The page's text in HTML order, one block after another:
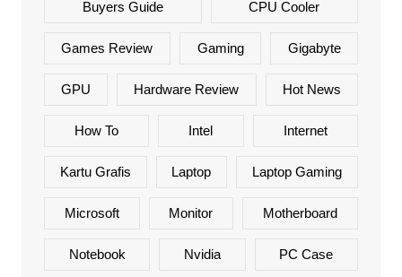
Buyers Guide CPU Cooler
Games Review Gaming Gigabyte
GPU Hardware Review Hot News
How To Intel Internet
Kartu Grafis Laptop Laptop Gaming
Microsoft Monitor Motherboard
Notebook Nvidia PC Case